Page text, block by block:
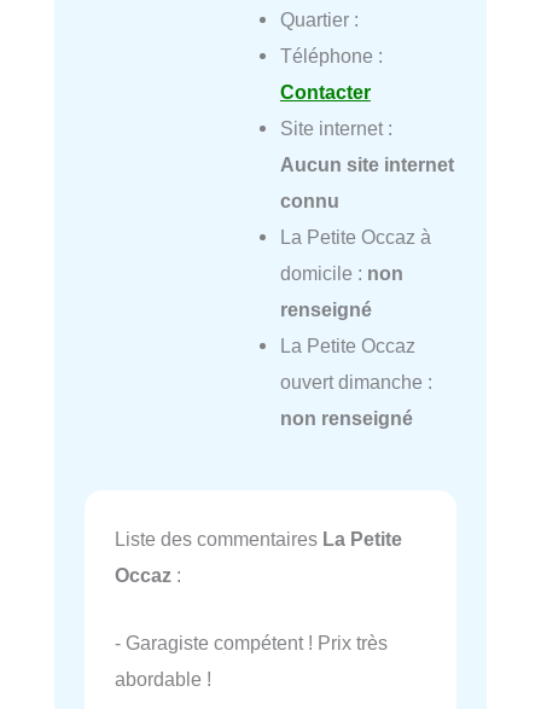
Quartier :
Téléphone :
Contacter
Site internet :
Aucun site internet
connu
La Petite Occaz à
domicile : non
renseigné
La Petite Occaz
ouvert dimanche :
non renseigné
Liste des commentaires La Petite
Occaz :
- Garagiste compétent ! Prix très
abordable !